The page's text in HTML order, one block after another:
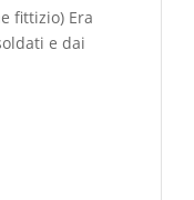
fittizio) Era
e dai